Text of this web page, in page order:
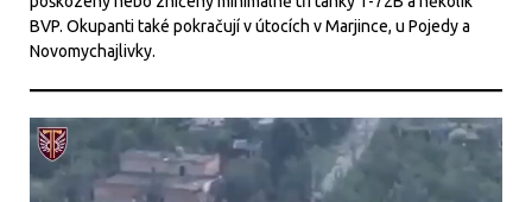
BVP. Okupanti také pokračují v útocích v Marjince, u Pojedy a
Novomychajlivky.